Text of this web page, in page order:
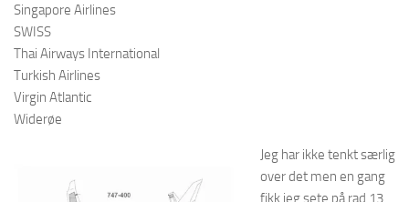
Singapore Airlines
SWISS
Thai Airways International
Turkish Airlines
Virgin Atlantic
Widerøe
Jeg har ikke tenkt særlig
over det men en gang
fikk jeg sete på rad 13